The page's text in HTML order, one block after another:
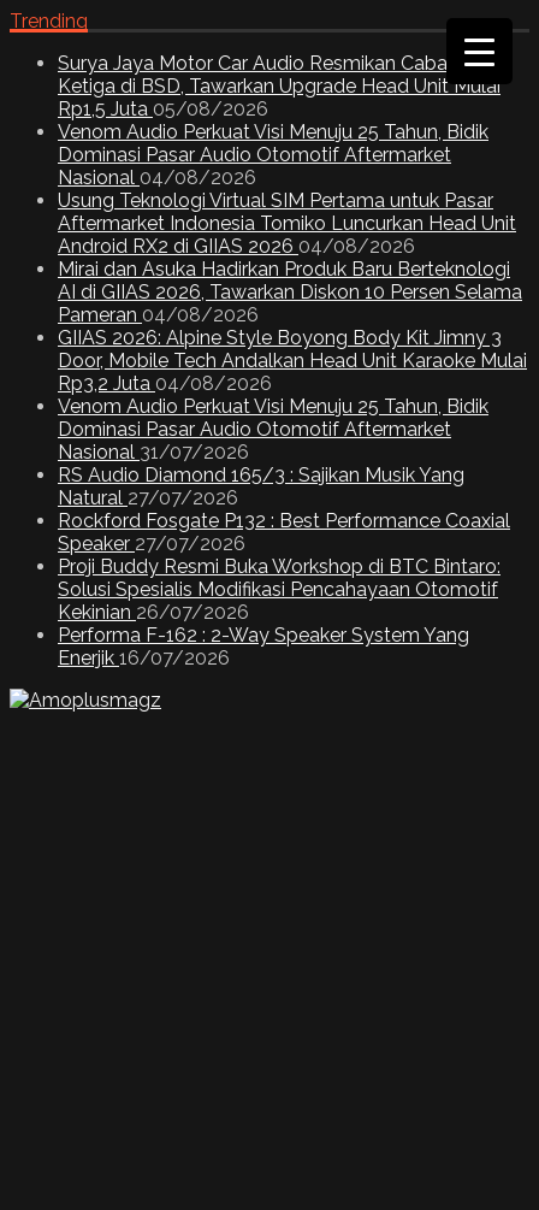
Trending
Surya Jaya Motor Car Audio Resmikan Cabang
Ketiga di BSD, Tawarkan Upgrade Head Unit Mulai
Rp1,5 Juta 05/08/2026
Venom Audio Perkuat Visi Menuju 25 Tahun, Bidik
Dominasi Pasar Audio Otomotif Aftermarket
Nasional 04/08/2026
Usung Teknologi Virtual SIM Pertama untuk Pasar
Aftermarket Indonesia Tomiko Luncurkan Head Unit
Android RX2 di GIIAS 2026 04/08/2026
Mirai dan Asuka Hadirkan Produk Baru Berteknologi
AI di GIIAS 2026, Tawarkan Diskon 10 Persen Selama
Pameran 04/08/2026
GIIAS 2026: Alpine Style Boyong Body Kit Jimny 3
Door, Mobile Tech Andalkan Head Unit Karaoke Mulai
Rp3,2 Juta 04/08/2026
Venom Audio Perkuat Visi Menuju 25 Tahun, Bidik
Dominasi Pasar Audio Otomotif Aftermarket
Nasional 31/07/2026
RS Audio Diamond 165/3 : Sajikan Musik Yang
Natural 27/07/2026
Rockford Fosgate P132 : Best Performance Coaxial
Speaker 27/07/2026
Proji Buddy Resmi Buka Workshop di BTC Bintaro:
Solusi Spesialis Modifikasi Pencahayaan Otomotif
Kekinian 26/07/2026
Performa F-162 : 2-Way Speaker System Yang
Enerjik 16/07/2026